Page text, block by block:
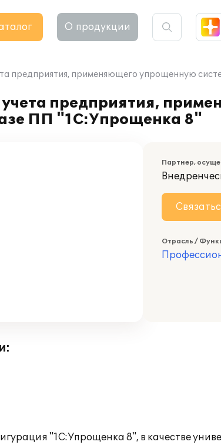
О продукции
предприятия, применяющего упрощенную
учета предприятия,
ПП "1С:Упрощенка 8"
Партнер,
Отрасль /
"1С:Упрощенка 8", в качестве